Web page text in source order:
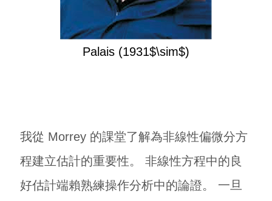
Palais (1931$\sim$)
我從 Morrey 的課堂了解為非線性偏微分方
程建立估計的重要性。 非線性方程中的良
好估計端賴熟練操作分析中的論證。 一旦